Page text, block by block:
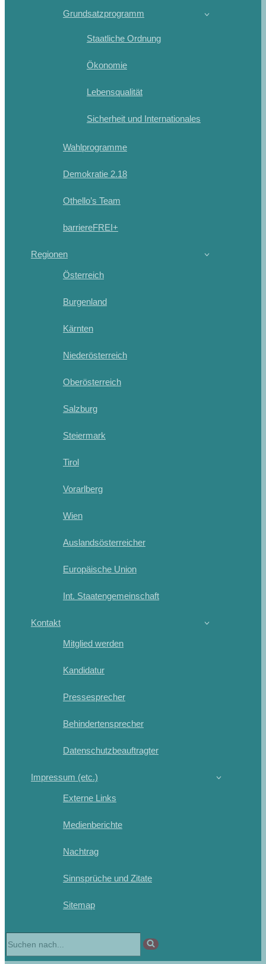
Grundsatzprogramm
Staatliche Ordnung
Ökonomie
Lebensqualität
Sicherheit und Internationales
Wahlprogramme
Demokratie 2.18
Othello’s Team
barriereFREI+
Regionen
Österreich
Burgenland
Kärnten
Niederösterreich
Oberösterreich
Salzburg
Steiermark
Tirol
Vorarlberg
Wien
Auslandsösterreicher
Europäische Union
Int. Staatengemeinschaft
Kontakt
Mitglied werden
Kandidatur
Pressesprecher
Behindertensprecher
Datenschutzbeauftragter
Impressum (etc.)
Externe Links
Medienberichte
Nachtrag
Sinnsprüche und Zitate
Sitemap